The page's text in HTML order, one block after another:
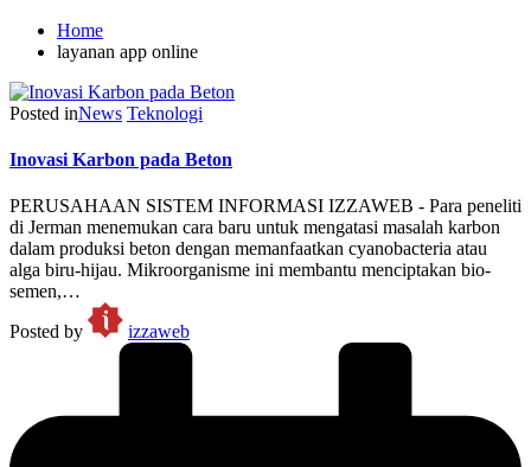
Home
layanan app online
Posted inNews Teknologi
Inovasi Karbon pada Beton
PERUSAHAAN SISTEM INFORMASI IZZAWEB - Para peneliti
di Jerman menemukan cara baru untuk mengatasi masalah karbon
dalam produksi beton dengan memanfaatkan cyanobacteria atau
alga biru-hijau. Mikroorganisme ini membantu menciptakan bio-
semen,…
Posted by
izzaweb